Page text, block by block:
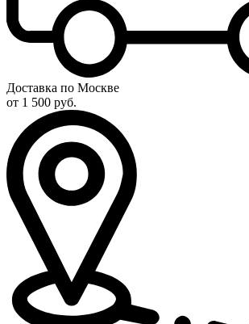
Доставка по Москве
от 1 500 руб.